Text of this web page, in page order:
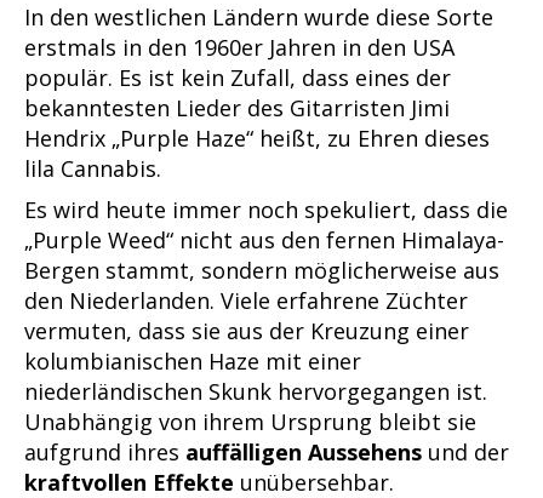
In den westlichen Ländern wurde diese Sorte
erstmals in den 1960er Jahren in den USA
populär. Es ist kein Zufall, dass eines der
bekanntesten Lieder des Gitarristen Jimi
Hendrix „Purple Haze“ heißt, zu Ehren dieses
lila Cannabis.
Es wird heute immer noch spekuliert, dass die
„Purple Weed“ nicht aus den fernen Himalaya-
Bergen stammt, sondern möglicherweise aus
den Niederlanden. Viele erfahrene Züchter
vermuten, dass sie aus der Kreuzung einer
kolumbianischen Haze mit einer
niederländischen Skunk hervorgegangen ist.
Unabhängig von ihrem Ursprung bleibt sie
aufgrund ihres auffälligen Aussehens und der
kraftvollen Effekte unübersehbar.